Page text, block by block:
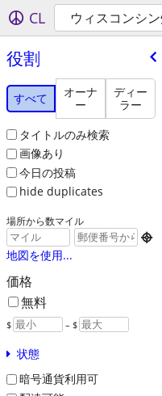
CL ウィスコンシ
役割
すべて
オーナ
ー
ディー
ラー
タイトルのみ検索
画像あり
今日の投稿
hide duplicates
場所から数マイル

地図を使用...
価格
無料
$ – $
状態
暗号通貨利用可